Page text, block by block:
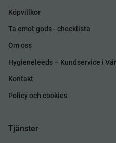
Köpvillkor
Ta emot gods - checklista
Om oss
Hygieneleeds – Kundservice i
Kontakt
Policy och cookies
Tjänster